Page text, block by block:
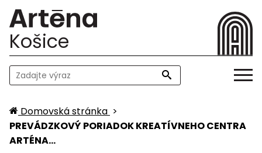
Košice
Domovská stránka >
PREVÁDZKOVÝ PORIADOK KREATÍVNEHO CENTRA
ARTÉNA…